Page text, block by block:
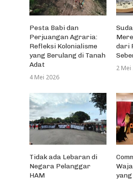
Pesta Babi dan
Perjuangan Agraria:
Refleksi Kolonialisme
yang Berulang di Tanah
Adat
4 Mei 2026
dari
2 Mei
Tidak ada Lebaran di
Negara Pelanggar
HAM
yang